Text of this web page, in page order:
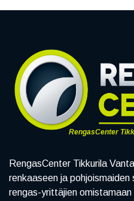
RengasCenter
RengasCenter Tikkurila
renkaaseen ja
rengas-yrittäjien